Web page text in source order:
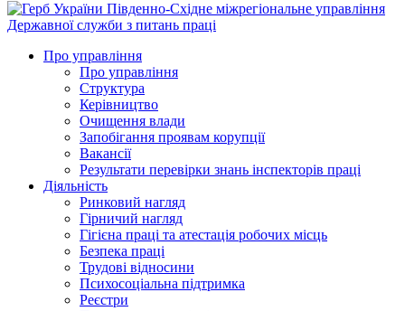
Південно-Східне міжрегіональне управління
Державної служби з питань праці
Про управління
Про управління
Структура
Керівництво
Очищення влади
Запобігання проявам корупції
Вакансії
Результати перевірки знань інспекторів праці
Діяльність
Ринковий нагляд
Гірничий нагляд
Гігієна праці та атестація робочих місць
Безпека праці
Трудові відносини
Психосоціальна підтримка
Реєстри